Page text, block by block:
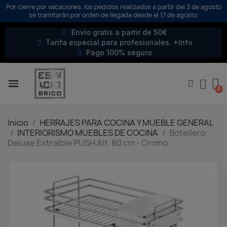
Por cierre por vacaciones, los pedidos realizados a partir del 3 de agosto
se tramitarán por orden de llegada desde el 17 de agosto.
Envío gratis a partir de 50€
Tarifa especial para profesionales. +Info
Pago 100% seguro
Inicio
HERRAJES PARA COCINA Y MUEBLE GENERAL
INTERIORISMO MUEBLES DE COCINA
Botellero
Deluxe Extraíble PUSH Alt. 80 cm - Cromo